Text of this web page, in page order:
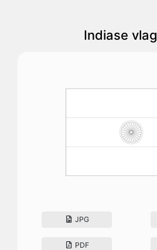
Indiase vlag
JPG
PDF